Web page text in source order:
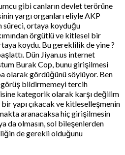
gibi canların devlet terörüne
yargı organları eliyle AKP
süreci, ortaya koyduğu
örgütlü ve kitlesel bir
koydu. Bu gereklilik de yine ?
Dün Jiyan.us internet
Burak Cop, bunu girişilmesi
olarak gördüğünü söylüyor. Ben
görüş bildirmemeyi tercih
kategorik olarak karşı değilim
yapı çıkacak ve kitleselleşmenin
aranacaksa hiç girişilmesin
da olmasın, sol bileşenlerden
de gerekli olduğunu